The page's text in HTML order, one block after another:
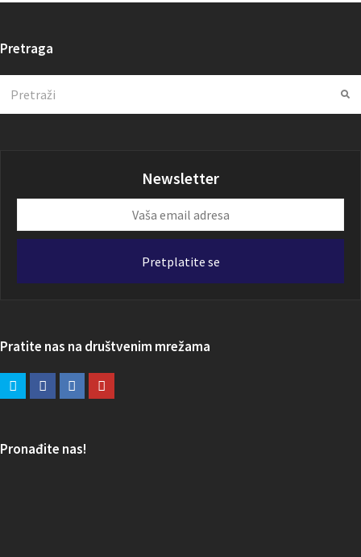
Pretraga
Newsletter
email
Pretplatite se
Pratite nas na društvenim mrežama
Pronađite nas!